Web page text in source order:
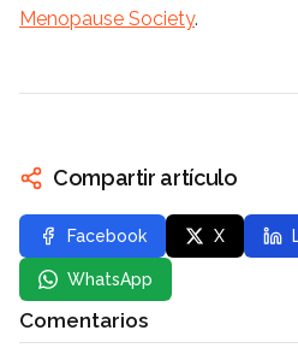
Menopause Society.
Compartir artículo
Facebook X
WhatsApp
Comentarios